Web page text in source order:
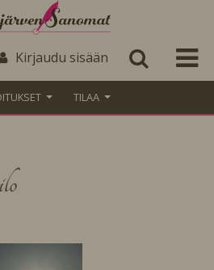
Kirjaudu sisään
TILAA